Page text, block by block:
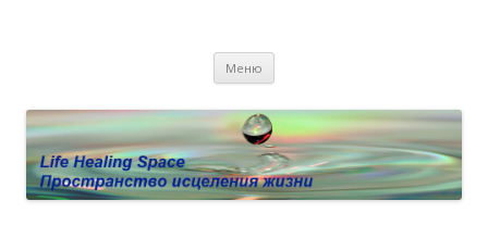
Личный сайт Елены Барымовой
исцелении воспоминанием и ренкарнационике. Услуги.
Меню